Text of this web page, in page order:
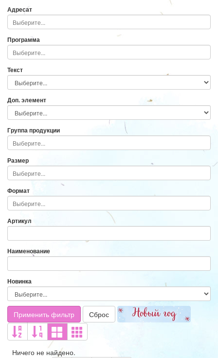
Адресат
Программа
Текст
Доп. элемент
Группа продукции
Размер
Формат
Артикул
Наименование
Новинка
Применить фильтр Сброс
Ничего не найдено.